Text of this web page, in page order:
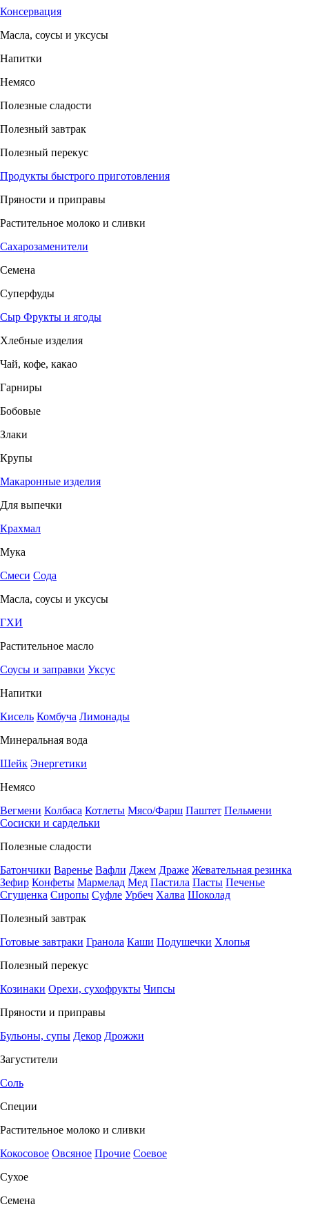
Консервация
Масла, соусы и уксусы
Напитки
Немясо
Полезные сладости
Полезный завтрак
Полезный перекус
Продукты быстрого приготовления
Пряности и приправы
Растительное молоко и сливки
Сахарозаменители
Семена
Суперфуды
Сыр Фрукты и ягоды
Хлебные изделия
Чай, кофе, какао
Гарниры
Бобовые
Злаки
Крупы
Макаронные изделия
Для выпечки
Крахмал
Мука
Смеси Сода
Масла, соусы и уксусы
ГХИ
Растительное масло
Соусы и заправки Уксус
Напитки
Кисель Комбуча Лимонады
Минеральная вода
Шейк Энергетики
Немясо
Вегмени Колбаса Котлеты Мясо/Фарш Паштет Пельмени
Сосиски и сардельки
Полезные сладости
Батончики Варенье Вафли Джем Драже Жевательная резинка
Зефир Конфеты Мармелад Мед Пастила Пасты Печенье
Сгущенка Сиропы Суфле Урбеч Халва Шоколад
Полезный завтрак
Готовые завтраки Гранола Каши Подушечки Хлопья
Полезный перекус
Козинаки Орехи, сухофрукты Чипсы
Пряности и приправы
Бульоны, супы Декор Дрожжи
Загустители
Соль
Специи
Растительное молоко и сливки
Кокосовое Овсяное Прочие Соевое
Сухое
Семена